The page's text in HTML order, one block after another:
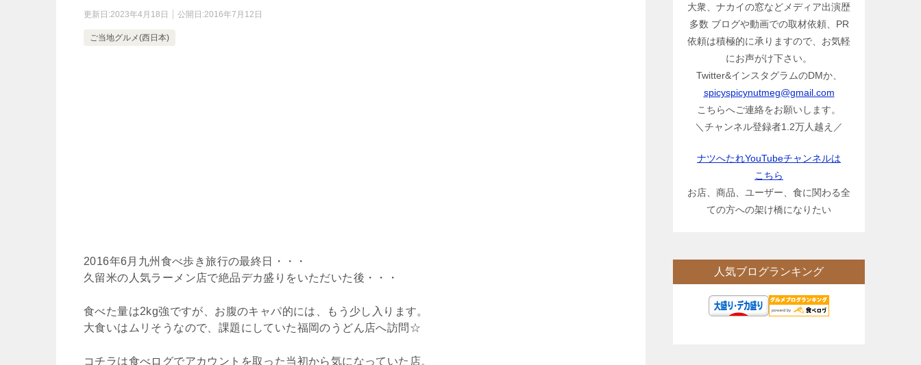
更新日:2023年4月18日 公開日:2016年7月12日
ご当地グルメ(西日本)
2016年6月九州食べ歩き旅行の最終日・・・
久留米の人気ラーメン店で絶品デカ盛りをいただいた後・・・
食べた量は2kg強ですが、お腹のキャパ的には、もう少し入ります。
大食いはムリそうなので、課題にしていた福岡のうどん店へ訪問☆
コチラは食べログでアカウントを取った当初から気になっていた店。
大衆、ナカイの窓などメディア出演歴
多数 ブログや動画での取材依頼、PR
依頼は積極的に承りますので、お気軽
にお声がけ下さい。
Twitter&インスタグラムのDMか、
spicyspicynutmeg@gmail.com
こちらへご連絡をお願いします。
＼チャンネル登録者1.2万人越え／
ナツへたれYouTubeチャンネルは
こちら
お店、商品、ユーザー、食に関わる全
ての方への架け橋になりたい
人気ブログランキング